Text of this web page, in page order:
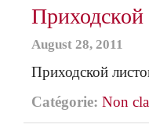
August 28, 2011
Приходской
Catégorie: Non